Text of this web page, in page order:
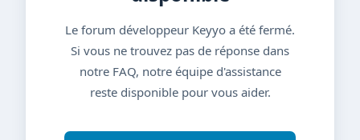
Le forum développeur Keyyo a été fermé.
Si vous ne trouvez pas de réponse dans
notre FAQ, notre équipe d'assistance
reste disponible pour vous aider.